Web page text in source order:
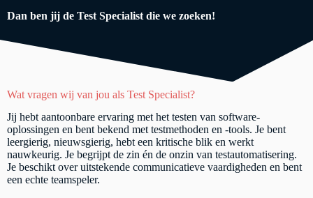
Dan ben jij de Test Specialist die we zoeken!
Wat vragen wij van jou als Test Specialist?
Jij hebt aantoonbare ervaring met het testen van software-
oplossingen en bent bekend met testmethoden en -tools. Je bent
leergierig, nieuwsgierig, hebt een kritische blik en werkt
nauwkeurig. Je begrijpt de zin én de onzin van testautomatisering.
Je beschikt over uitstekende communicatieve vaardigheden en bent
een echte teamspeler.